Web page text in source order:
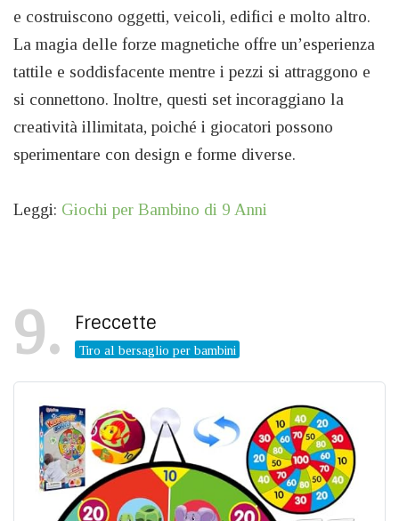
e costruiscono oggetti, veicoli, edifici e molto altro.
La magia delle forze magnetiche offre un’esperienza
tattile e soddisfacente mentre i pezzi si attraggono e
si connettono. Inoltre, questi set incoraggiano la
creatività illimitata, poiché i giocatori possono
sperimentare con design e forme diverse.
Leggi: Giochi per Bambino di 9 Anni
9 Freccette
Tiro al bersaglio per bambini